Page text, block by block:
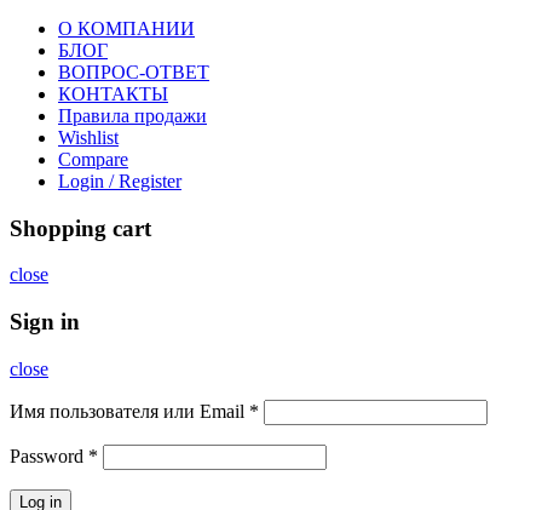
О КОМПАНИИ
БЛОГ
ВОПРОС-ОТВЕТ
КОНТАКТЫ
Правила продажи
Wishlist
Compare
Login / Register
Shopping cart
close
Sign in
close
Имя пользователя или Email *
Password *
Log in